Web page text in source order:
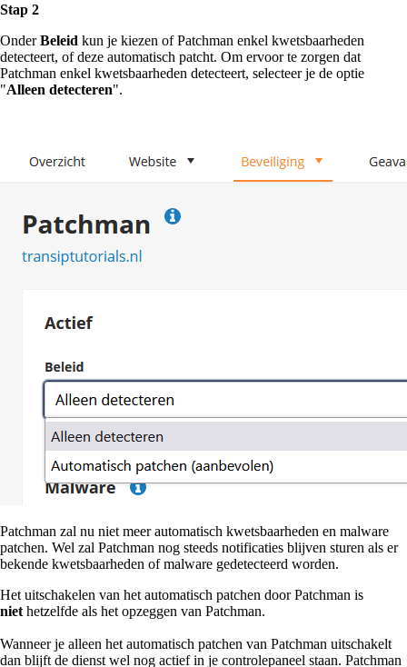
Stap 2
OnderBeleid kun je kiezen of Patchman enkel kwetsbaarheden
detecteert, of deze automatisch patcht. Om ervoor te zorgen dat
Patchman enkel kwetsbaarheden detecteert, selecteer je de optie
"Alleen detecteren".
Patchman zal nu niet meer automatisch kwetsbaarheden en malware
patchen. Wel zal Patchman nog steeds notificaties blijven sturen als er
bekende kwetsbaarheden of malware gedetecteerd worden.
Het uitschakelen van het automatisch patchen door Patchman is
niet hetzelfde als het opzeggen van Patchman.
Wanneer je alleen het automatisch patchen van Patchman uitschakelt
dan blijft de dienst wel nog actief in je controlepaneel staan. Patchman